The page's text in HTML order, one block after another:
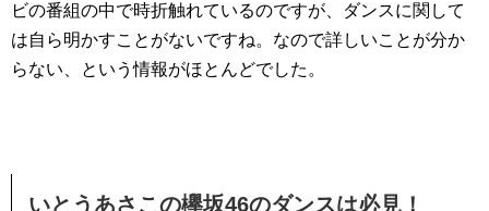
ビの番組の中で時折触れているのですが、ダンスに関して
は自ら明かすことがないですね。なので詳しいことが分か
らない、という情報がほとんどでした。
いとうあさこの欅坂46のダンスは必見！